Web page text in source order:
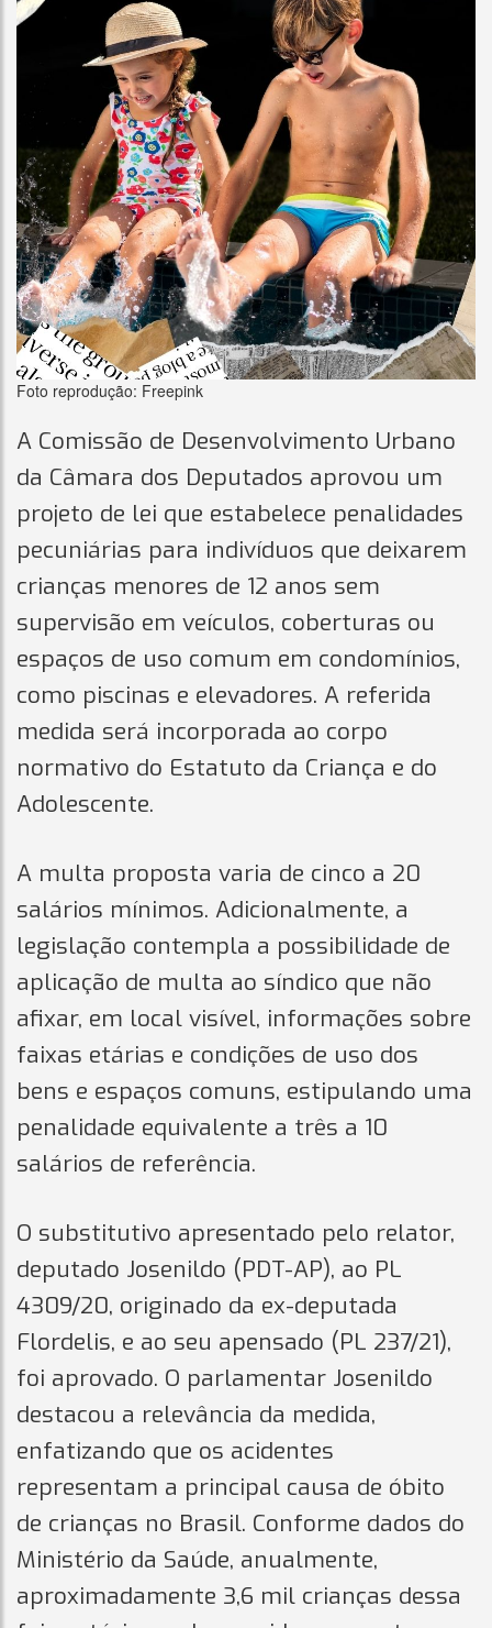
Foto reprodução: Freepink
A Comissão de Desenvolvimento Urbano
da Câmara dos Deputados aprovou um
projeto de lei que estabelece penalidades
pecuniárias para indivíduos que deixarem
crianças menores de 12 anos sem
supervisão em veículos, coberturas ou
espaços de uso comum em condomínios,
como piscinas e elevadores. A referida
medida será incorporada ao corpo
normativo do Estatuto da Criança e do
Adolescente.
A multa proposta varia de cinco a 20
salários mínimos. Adicionalmente, a
legislação contempla a possibilidade de
aplicação de multa ao síndico que não
afixar, em local visível, informações sobre
faixas etárias e condições de uso dos
bens e espaços comuns, estipulando uma
penalidade equivalente a três a 10
salários de referência.
O substitutivo apresentado pelo relator,
deputado Josenildo (PDT-AP), ao PL
4309/20, originado da ex-deputada
Flordelis, e ao seu apensado (PL 237/21),
foi aprovado. O parlamentar Josenildo
destacou a relevância da medida,
enfatizando que os acidentes
representam a principal causa de óbito
de crianças no Brasil. Conforme dados do
Ministério da Saúde, anualmente,
aproximadamente 3,6 mil crianças dessa